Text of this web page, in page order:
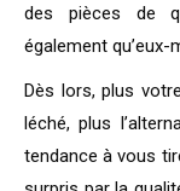
des pièces de
également qu’eux-
Dès lors, plus
léché, plus
tendance à vous